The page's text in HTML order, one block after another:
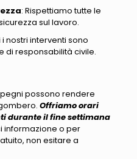
: Rispettiamo tutte le
sul lavoro.
i nostri interventi sono
di responsabilità civile.
possono rendere
Offriamo orari
durante il fine settimana
informazione o per
non esitare a